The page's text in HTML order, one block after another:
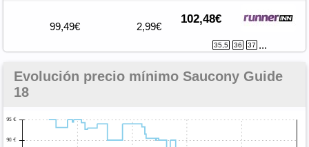
99,49€ 2,99€
102,48€
35,5 36 37 ...
Evolución precio mínimo Saucony Guide
18